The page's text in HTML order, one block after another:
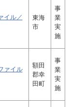
イル／
東海
市
事
業
実
施
ァイル
額田
郡幸
田町
事
業
実
施